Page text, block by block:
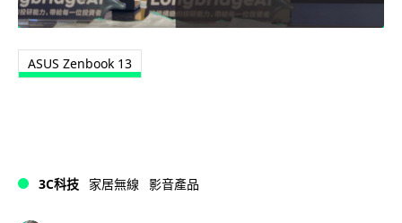
ASUS Zenbook 13
3C科技 家居無線 影音產品